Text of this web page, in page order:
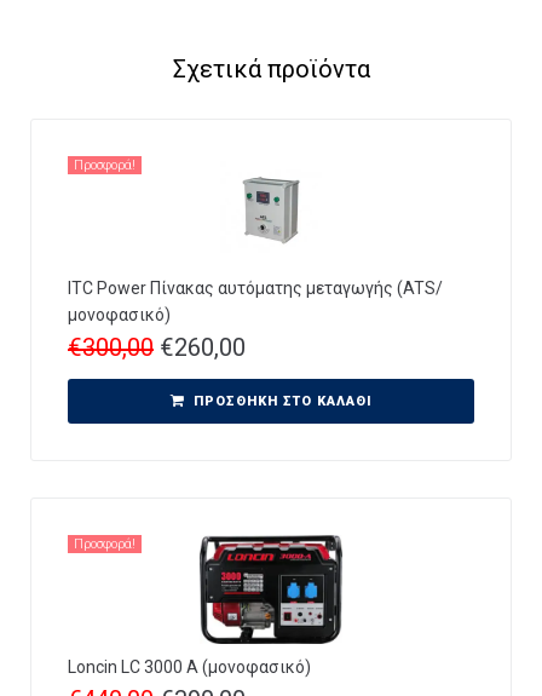
Σχετικά προϊόντα
Προσφορά!
ITC Power Πίνακας αυτόματης μεταγωγής (ATS/
μονοφασικό)
€300,00 €260,00
ΠΡΟΣΘΉΚΗ ΣΤΟ ΚΑΛΆΘΙ
Προσφορά!
Loncin LC 3000 A (μονοφασικό)